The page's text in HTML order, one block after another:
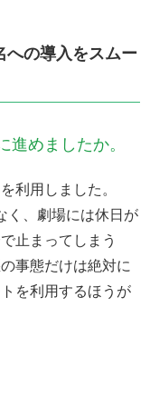
への導入をスムー
進めましたか。
利用しました。
く、劇場には休日が
止まってしまう
事態だけは絶対に
を利用するほうが